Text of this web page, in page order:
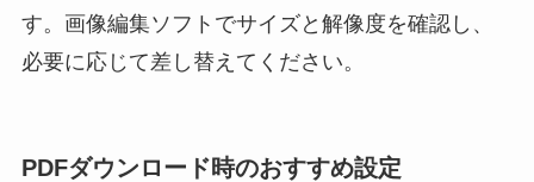
す。画像編集ソフトでサイズと解像度を確認し、
必要に応じて差し替えてください。
PDFダウンロード時のおすすめ設定